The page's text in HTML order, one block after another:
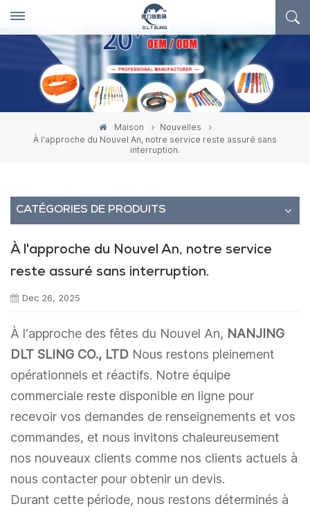
Maison
Nouvelles
À l'approche du Nouvel An, notre service reste assuré sans
interruption.
CATÉGORIES DE PRODUITS
À l'approche du Nouvel An, notre service
reste assuré sans interruption.
Dec 26, 2025
À l'approche des fêtes du Nouvel An, NANJING
DLT SLING CO., LTD Nous restons pleinement
opérationnels et réactifs. Notre équipe
commerciale reste disponible en ligne pour
recevoir vos demandes de renseignements et vos
commandes, et nous invitons chaleureusement
nos nouveaux clients comme nos clients actuels à
nous contacter pour obtenir un devis.
Durant cette période, nous restons déterminés à